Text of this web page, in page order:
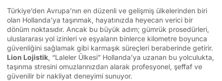
Türkiye’den Avrupa’nın en düzenli ve gelişmiş ülkelerinden biri
olan Hollanda’ya taşınmak, hayatınızda heyecan verici bir
dönüm noktasıdır. Ancak bu büyük adım; gümrük prosedürleri,
uluslararası yol izinleri ve eşyaların binlerce kilometre boyunca
güvenliğini sağlamak gibi karmaşık süreçleri beraberinde getirir.
Lion Lojistik, “Laleler Ülkesi” Hollanda’ya uzanan bu yolculukta,
taşınma stresini omuzlarınızdan alarak profesyonel, şeffaf ve
güvenilir bir nakliyat deneyimi sunuyor.